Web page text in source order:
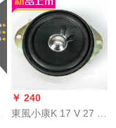
イヤレスモジュルー
ルの不可逆車載スピ
カはブラストであ
る。回路基板のブラ
ストである。トゥル
ス標準版＋カバを変
更する。
￥ 240
東風小康K 17 V 27 C